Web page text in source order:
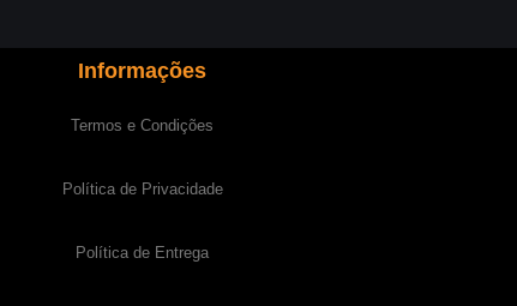
Informações
Termos e Condições
Política de Privacidade
Política de Entrega